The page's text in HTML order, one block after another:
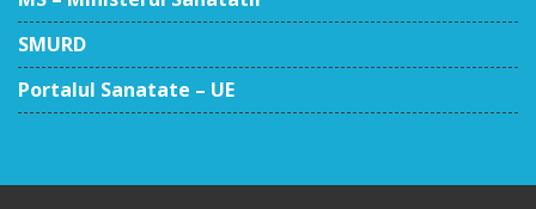
SMURD
Portalul Sanatate – UE